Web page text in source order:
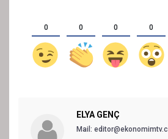
0 0 0 0
ELYA GENÇ
Mail: